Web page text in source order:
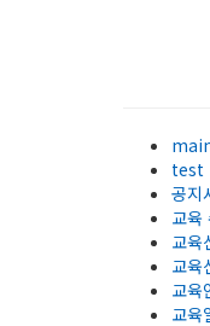
test
공지
교육
교육
교육
교육
교육